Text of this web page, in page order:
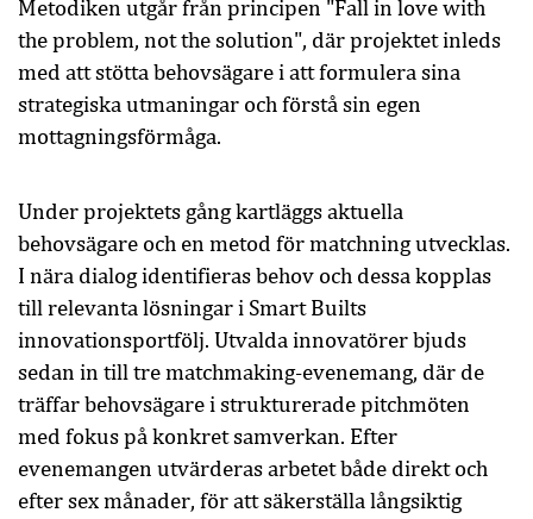
Metodiken utgår från principen "Fall in love with
the problem, not the solution", där projektet inleds
med att stötta behovsägare i att formulera sina
strategiska utmaningar och förstå sin egen
mottagningsförmåga.
Under projektets gång kartläggs aktuella
behovsägare och en metod för matchning utvecklas.
I nära dialog identifieras behov och dessa kopplas
till relevanta lösningar i Smart Builts
innovationsportfölj. Utvalda innovatörer bjuds
sedan in till tre matchmaking-evenemang, där de
träffar behovsägare i strukturerade pitchmöten
med fokus på konkret samverkan. Efter
evenemangen utvärderas arbetet både direkt och
efter sex månader, för att säkerställa långsiktig